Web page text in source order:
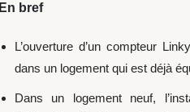
En bref
L’ouverture d’un compteur Linky
dans un logement qui est déjà
Dans un logement neuf,